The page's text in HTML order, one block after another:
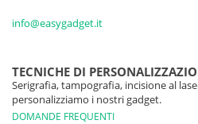
info@easygadget.it
TECNICHE DI
Serigrafia, tampografia, incisione al
personalizziamo i nostri gadget.
DOMANDE FREQUENTI